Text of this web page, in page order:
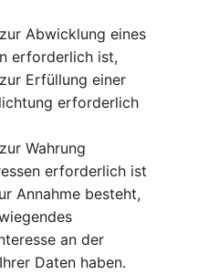
Abwicklung eines
erforderlich ist,
Erfüllung einer
erforderlich
Wahrung
erforderlich ist
Annahme besteht,
an der
Daten haben.